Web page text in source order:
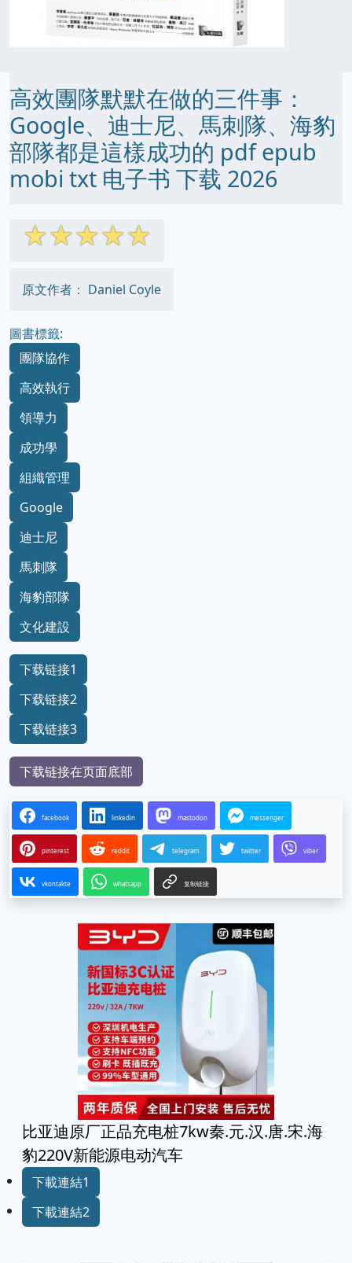
高效團隊默默在做的三件事：
Google、迪士尼、馬刺隊、海豹
部隊都是這樣成功的 pdf epub
mobi txt 电子书 下载 2026
☆☆☆☆☆
原文作者： Daniel Coyle
圖書標籤:
團隊協作
高效執行
領導力
成功學
組織管理
Google
迪士尼
馬刺隊
海豹部隊
文化建設
下载链接1
下载链接2
下载链接3
下载链接在页面底部
facebook linkedin mastodon messenger
pinterest reddit telegram twitter viber
vkontakte whatsapp 复制链接
比亚迪原厂正品充电桩7kw秦.元.汉.唐.宋.海
豹220V新能源电动汽车
下載連結1
下載連結2